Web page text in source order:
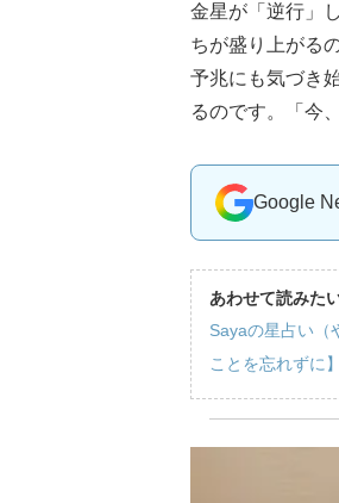
金星が「逆行」
ちが盛り上がる
予兆にも気づき
るのです。「今
Google
あわせて読みた
Sayaの星占い（
ことを忘れずに】